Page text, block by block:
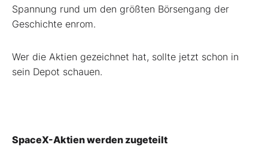
Spannung rund um den größten Börsengang der
Geschichte enrom.
Wer die Aktien gezeichnet hat, sollte jetzt schon in
sein Depot schauen.
SpaceX-Aktien werden zugeteilt